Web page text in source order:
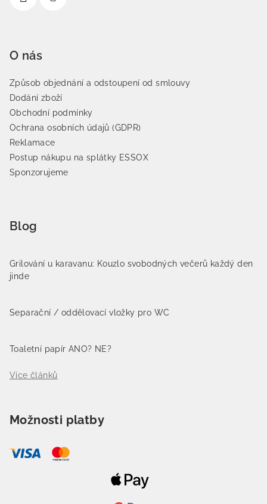
O nás
Způsob objednání a odstoupení od smlouvy
Dodání zboží
Obchodní podmínky
Ochrana osobních údajů (GDPR)
Reklamace
Postup nákupu na splátky ESSOX
Sponzorujeme
Blog
Grilování u karavanu: Kouzlo svobodných večerů každý den
jinde
Separační / oddělovací vložky pro WC
Toaletní papír ANO? NE?
Více článků
Možnosti platby